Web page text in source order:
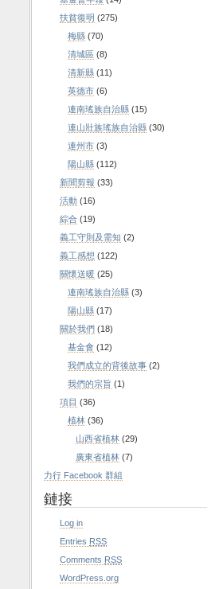
扶貧復明 (275)
梅縣 (70)
清城區 (8)
清新縣 (11)
英德市 (6)
連南瑤族自治縣 (15)
連山壯族瑤族自治縣 (30)
連州市 (3)
陽山縣 (112)
新聞剪報 (33)
活動 (16)
綜合 (19)
義工守則及需知 (2)
義工感想 (122)
關懷送暖 (25)
連南瑤族自治縣 (3)
陽山縣 (17)
關於我們 (18)
基金會 (12)
我們成立的背後故事 (2)
我們的宗旨 (1)
項目 (36)
植林 (36)
山西省植林 (29)
廣東省植林 (7)
力行 Facebook 群組
鏈接
Log in
Entries RSS
Comments RSS
WordPress.org